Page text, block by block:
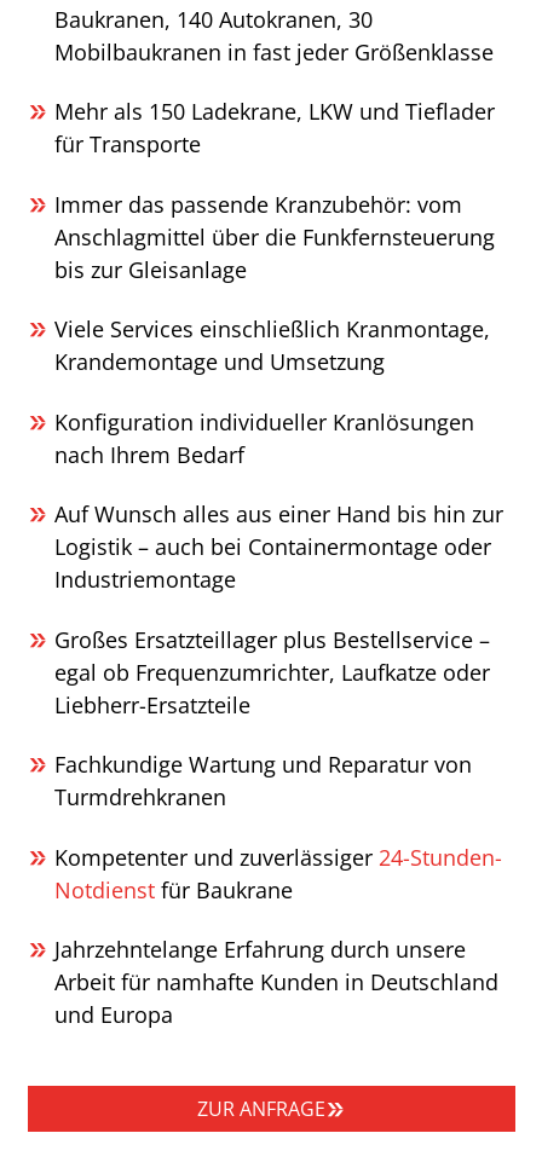
Baukranen, 140 Autokranen, 30
Mobilbaukranen in fast jeder Größenklasse
Mehr als 150 Ladekrane, LKW und Tieflader
für Transporte
Immer das passende Kranzubehör: vom
Anschlagmittel über die Funkfernsteuerung
bis zur Gleisanlage
Viele Services einschließlich Kranmontage,
Krandemontage und Umsetzung
Konfiguration individueller Kranlösungen
nach Ihrem Bedarf
Auf Wunsch alles aus einer Hand bis hin zur
Logistik – auch bei Containermontage oder
Industriemontage
Großes Ersatzteillager plus Bestellservice –
egal ob Frequenzumrichter, Laufkatze oder
Liebherr-Ersatzteile
Fachkundige Wartung und Reparatur von
Turmdrehkranen
Kompetenter und zuverlässiger 24-Stunden-
Notdienst für Baukrane
Jahrzehntelange Erfahrung durch unsere
Arbeit für namhafte Kunden in Deutschland
und Europa
ZUR ANFRAGE